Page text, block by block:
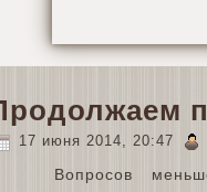
17 июня 2014, 20:47
Вопросов